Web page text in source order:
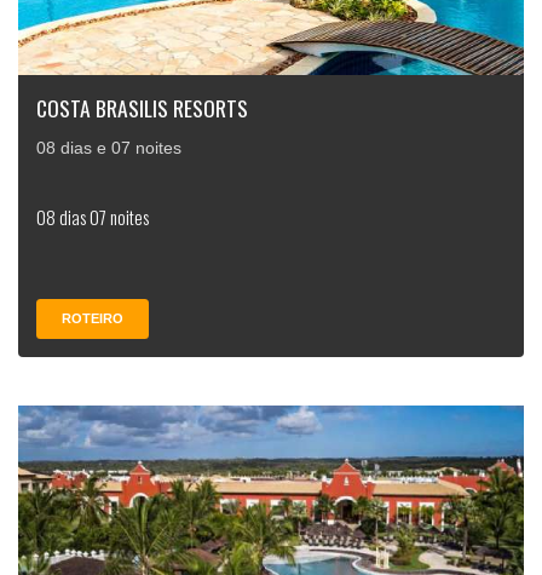
COSTA BRASILIS RESORTS
08 dias e 07 noites
08 dias 07 noites
ROTEIRO